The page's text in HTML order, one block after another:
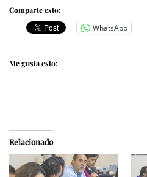
Comparte esto:
WhatsApp
Me gusta esto:
Relacionado